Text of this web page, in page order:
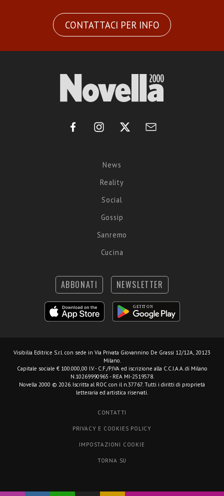
CONTATTACI PER INFO
News
Reality
Social
Gossip
Sanremo
Cucina
ABBONATI NEWSLETTER
Visibilia Editrice S.r.l. con sede in Via Privata Giovannino De Grassi 12/12A, 20123
Milano.
Capitale sociale € 100.000,00 I.V. - C.F./P.IVA ed iscrizione alla C.C.I.A.A. di Milano
N.10269990965 - REA MI-2519578.
Novella 2000 © 2026. Iscritta al ROC con il n.37767. Tutti i diritti di proprietà
letteraria ed artistica riservati.
CONTATTI
PRIVACY E COOKIES POLICY
IMPOSTAZIONI COOKIE
TORNA SU